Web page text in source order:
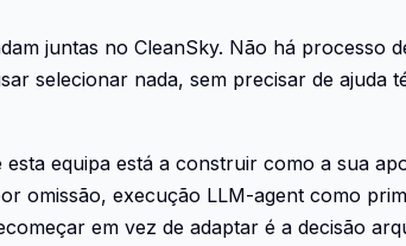
juntas no CleanSky. Não há
selecionar nada, sem precisar de ajuda
equipa está a construir como a sua
omissão, execução LLM-agent como
em vez de adaptar é a decisão